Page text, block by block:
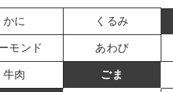
かに くるみ
モンド あわび
牛肉 ごま